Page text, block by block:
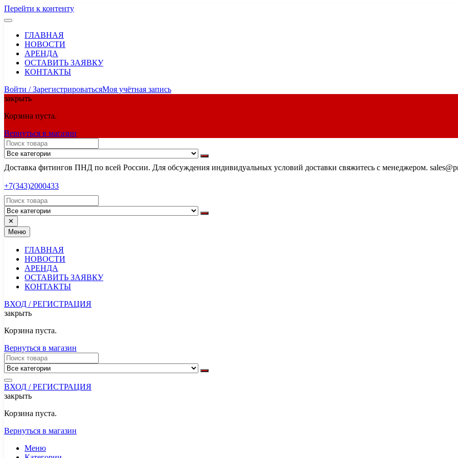
Перейти к контенту
ГЛАВНАЯ
НОВОСТИ
АРЕНДА
ОСТАВИТЬ ЗАЯВКУ
КОНТАКТЫ
Войти / ЗарегистрироватьсяМоя учётная запись
закрыть
Корзина пуста.
Вернуться в магазин
Доставка фитингов ПНД по всей России. Для обсуждения индивидуальных условий доставки свяжитесь с менеджером.
+7(343)2000433
✕
Меню
ГЛАВНАЯ
НОВОСТИ
АРЕНДА
ОСТАВИТЬ ЗАЯВКУ
КОНТАКТЫ
ВХОД / РЕГИСТРАЦИЯ
закрыть
Корзина пуста.
Вернуться в магазин
ВХОД / РЕГИСТРАЦИЯ
закрыть
Корзина пуста.
Вернуться в магазин
Меню